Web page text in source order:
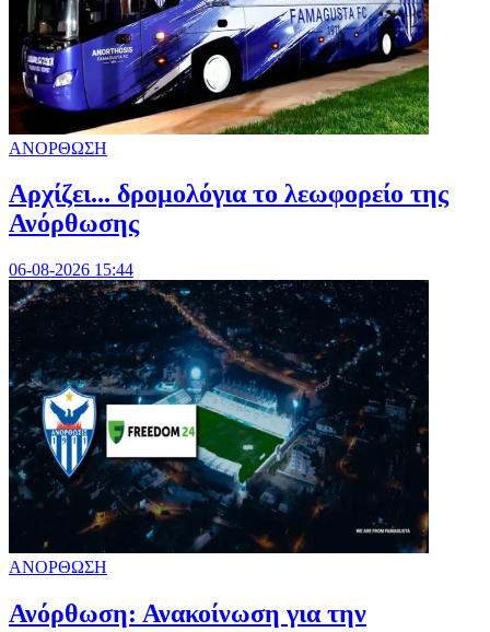
ΑΝΟΡΘΩΣΗ
Αρχίζει... δρομολόγια το λεωφορείο της
Ανόρθωσης
06-08-2026 15:44
ΑΝΟΡΘΩΣΗ
Ανόρθωση: Ανακοίνωση για την